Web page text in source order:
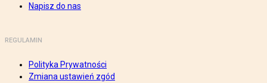
Napisz do nas
REGULAMIN
Polityka Prywatności
Zmiana ustawień zgód